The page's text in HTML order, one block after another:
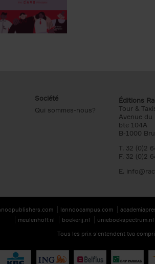
Société
Qui sommes-nous?
Éditions
Tour &
Avenue du
bte 104A
B-1000
T. 32 (0)2
F. 32 (0)2
E.
lannoocampus.com
meulenhoff.nl
boekerij.nl unieboekspectrum.nl
Tous les prix s’entendent tva